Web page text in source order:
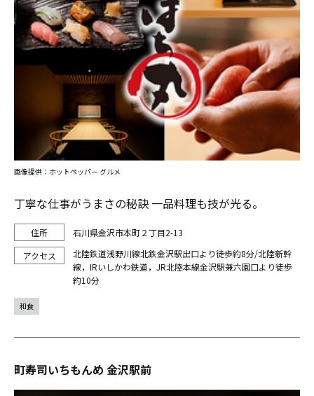
丁寧な仕事がうまさの秘訣 一品料理も技が光る。
石川県金沢市本町２丁目2-13
北陸鉄道浅野川線北鉄金沢駅出口より徒歩約8分/北陸新幹
線，IRいしかわ鉄道，JR北陸本線金沢駅兼六園口より徒歩
約10分
画像提供：ホットペッパー グルメ
和食
町寿司いちもんめ 金沢駅前